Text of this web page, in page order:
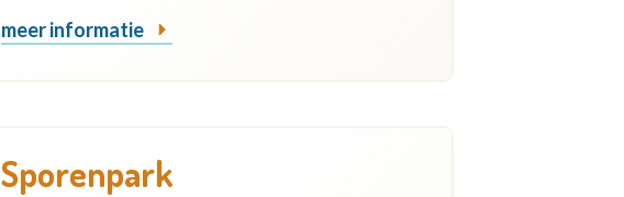
meer informatie
Sporenpark